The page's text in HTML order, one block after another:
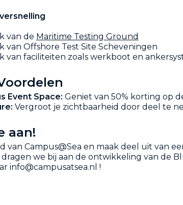
van de Maritime Testing Ground
van Offshore Test Site Scheveningen
van faciliteiten zoals werkboot en
Event Space: Geniet van 50% korting op
Vergroot je zichtbaarheid door deel te
aan!
van Campus@Sea en maak deel uit van
dragen we bij aan de ontwikkeling van de
info@campusatsea.nl !